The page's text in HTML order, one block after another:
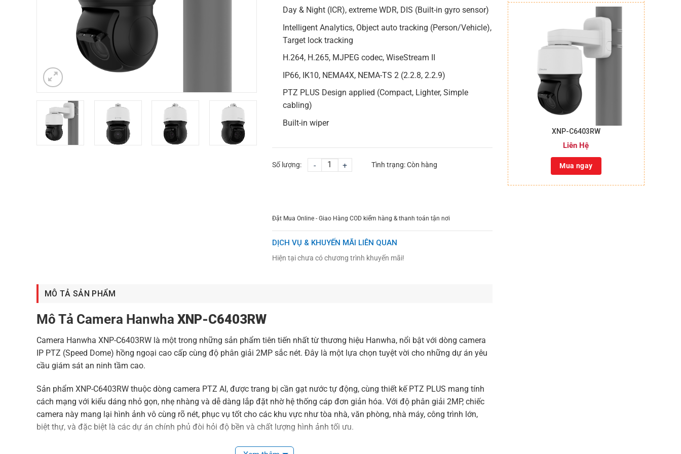
XNP-C6403RW
Liên Hệ
Mua ngay
Day & Night (ICR), extreme WDR, DIS (Built-in gyro sensor)
Intelligent Analytics, Object auto tracking (Person/Vehicle),
Target lock tracking
H.264, H.265, MJPEG codec, WiseStream II
IP66, IK10, NEMA4X, NEMA-TS 2 (2.2.8, 2.2.9)
PTZ PLUS Design applied (Compact, Lighter, Simple
cabling)
Built-in wiper
Số lượng: - + Tình trạng:Còn hàng
Đặt Mua Online - Giao Hàng COD kiểm hàng & thanh toán tận nơi
DỊCH VỤ & KHUYẾN MÃI LIÊN QUAN
Hiện tại chưa có chương trình khuyến mãi!
MÔ TẢ SẢN PHẨM
Mô Tả Camera HanwhaXNP-C6403RW
Camera Hanwha XNP-C6403RW là một trong những sản phẩm tiên tiến nhất từ thương hiệu Hanwha, nổi bật với dòng camera
IP PTZ (Speed Dome) hồng ngoại cao cấp cùng độ phân giải 2MP sắc nét. Đây là một lựa chọn tuyệt vời cho những dự án yêu
cầu giám sát an ninh tầm cao.
Sản phẩm XNP-C6403RW thuộc dòng camera PTZ AI, được trang bị cần gạt nước tự động, cùng thiết kế PTZ PLUS mang tính
cách mạng với kiểu dáng nhỏ gọn, nhẹ nhàng và dễ dàng lắp đặt nhờ hệ thống cáp đơn giản hóa. Với độ phân giải 2MP, chiếc
camera này mang lại hình ảnh vô cùng rõ nét, phục vụ tốt cho các khu vực như tòa nhà, văn phòng, nhà máy, công trình lớn,
biệt thự, và đặc biệt là các dự án chính phủ đòi hỏi độ bền và chất lượng hình ảnh tối ưu.
Dòng camera PTZ này được thiết kế đặc biệt cho môi trường ngoài trời, mã VAP chứng nhận được sản xuất tại Việt Nam, đảm